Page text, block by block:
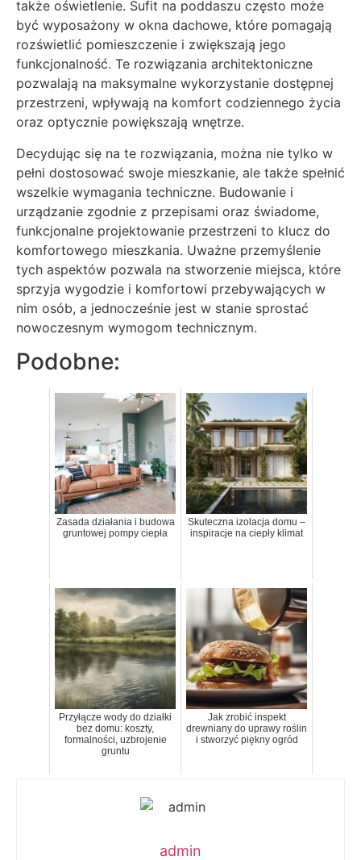
także oświetlenie. Sufit na poddaszu często może
być wyposażony w okna dachowe, które pomagają
rozświetlić pomieszczenie i zwiększają jego
funkcjonalność. Te rozwiązania architektoniczne
pozwalają na maksymalne wykorzystanie dostępnej
przestrzeni, wpływają na komfort codziennego życia
oraz optycznie powiększają wnętrze.
Decydując się na te rozwiązania, można nie tylko w
pełni dostosować swoje mieszkanie, ale także spełnić
wszelkie wymagania techniczne. Budowanie i
urządzanie zgodnie z przepisami oraz świadome,
funkcjonalne projektowanie przestrzeni to klucz do
komfortowego mieszkania. Uważne przemyślenie
tych aspektów pozwala na stworzenie miejsca, które
sprzyja wygodzie i komfortowi przebywających w
nim osób, a jednocześnie jest w stanie sprostać
nowoczesnym wymogom technicznym.
Podobne:
Zasada działania i budowa
gruntowej pompy ciepła
Skuteczna izolacja domu –
inspiracje na ciepły klimat
Przyłącze wody do działki
bez domu: koszty,
formalności, uzbrojenie
gruntu
Jak zrobić inspekt
drewniany do uprawy roślin
i stworzyć piękny ogród
admin